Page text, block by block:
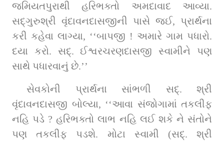
જમિયતપુરાથી હરિભક્તો અમદાવાદ આવ્યા.
સદ્‌ગુરુશ્રી વૃંદાવનદાસજીની પાસે જઈ, પ્રાર્થના
કરી કહેવા લાગ્યા, ‘‘બાપજી ! અમારે ગામ પધારો.
દયા કરો. સદ્‌. ઈશ્વરચરણદાસજી સ્વામીને પણ
સાથે પધારવાનું છે.’’
સેવકોની પ્રાર્થના સાંભળી સદ્‌. શ્રી
વૃંદાવનદાસજી બોલ્યા, ‘‘આવા સંજોગામાં તકલીફ
નહિ પડે ? હરિભક્તો લાભ નહિ લઈ શકે ને સંતોને
પણ તકલીફ પડશે. મોટા સ્વામી (સદ્‌. શ્રી